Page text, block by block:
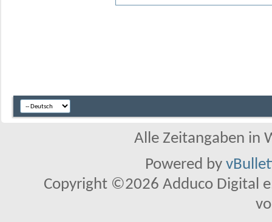
Alle Zeitangaben in
Powered by
Copyright ©2026 Adduco Digital